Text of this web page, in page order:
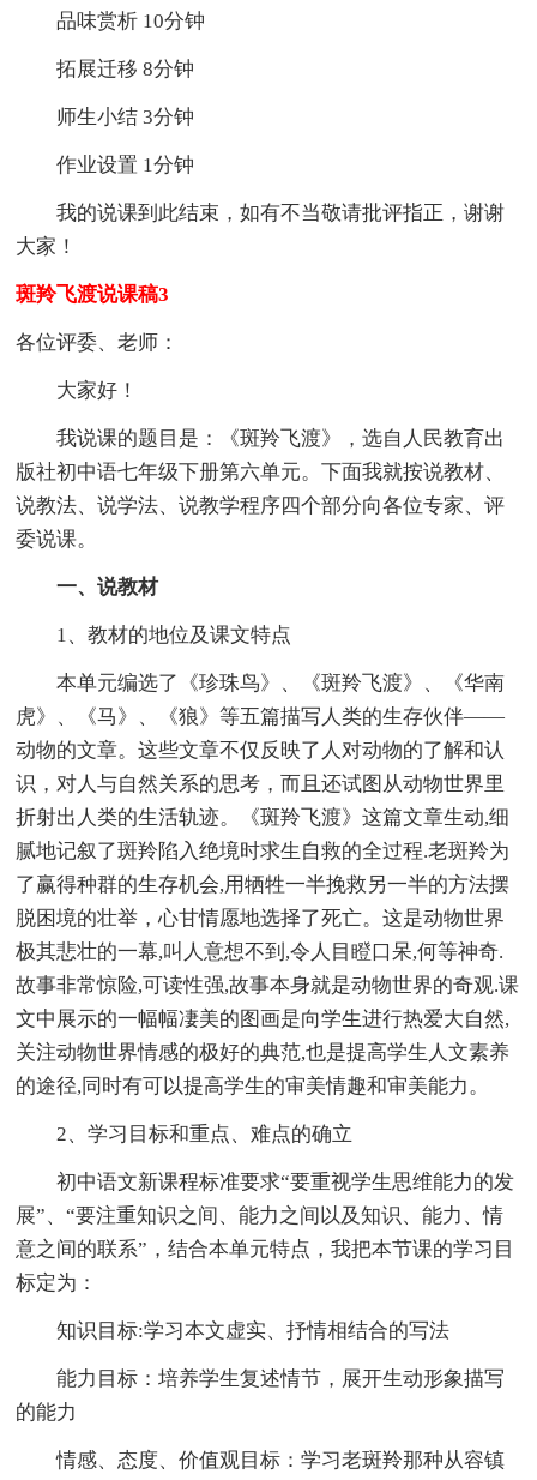
品味赏析 10分钟
拓展迁移 8分钟
师生小结 3分钟
作业设置 1分钟
我的说课到此结束，如有不当敬请批评指正，谢谢
大家！
斑羚飞渡说课稿3
各位评委、老师：
大家好！
我说课的题目是：《斑羚飞渡》，选自人民教育出
版社初中语七年级下册第六单元。下面我就按说教材、
说教法、说学法、说教学程序四个部分向各位专家、评
委说课。
一、说教材
1、教材的地位及课文特点
本单元编选了《珍珠鸟》、《斑羚飞渡》、《华南
虎》、《马》、《狼》等五篇描写人类的生存伙伴――
动物的文章。这些文章不仅反映了人对动物的了解和认
识，对人与自然关系的思考，而且还试图从动物世界里
折射出人类的生活轨迹。《斑羚飞渡》这篇文章生动,细
腻地记叙了斑羚陷入绝境时求生自救的全过程.老斑羚为
了赢得种群的生存机会,用牺牲一半挽救另一半的方法摆
脱困境的壮举，心甘情愿地选择了死亡。这是动物世界
极其悲壮的一幕,叫人意想不到,令人目瞪口呆,何等神奇.
故事非常惊险,可读性强,故事本身就是动物世界的奇观.课
文中展示的一幅幅凄美的图画是向学生进行热爱大自然,
关注动物世界情感的极好的典范,也是提高学生人文素养
的途径,同时有可以提高学生的审美情趣和审美能力。
2、学习目标和重点、难点的确立
初中语文新课程标准要求“要重视学生思维能力的发
展”、“要注重知识之间、能力之间以及知识、能力、情
意之间的联系”，结合本单元特点，我把本节课的学习目
标定为：
知识目标:学习本文虚实、抒情相结合的写法
能力目标：培养学生复述情节，展开生动形象描写
的能力
情感、态度、价值观目标：学习老斑羚那种从容镇